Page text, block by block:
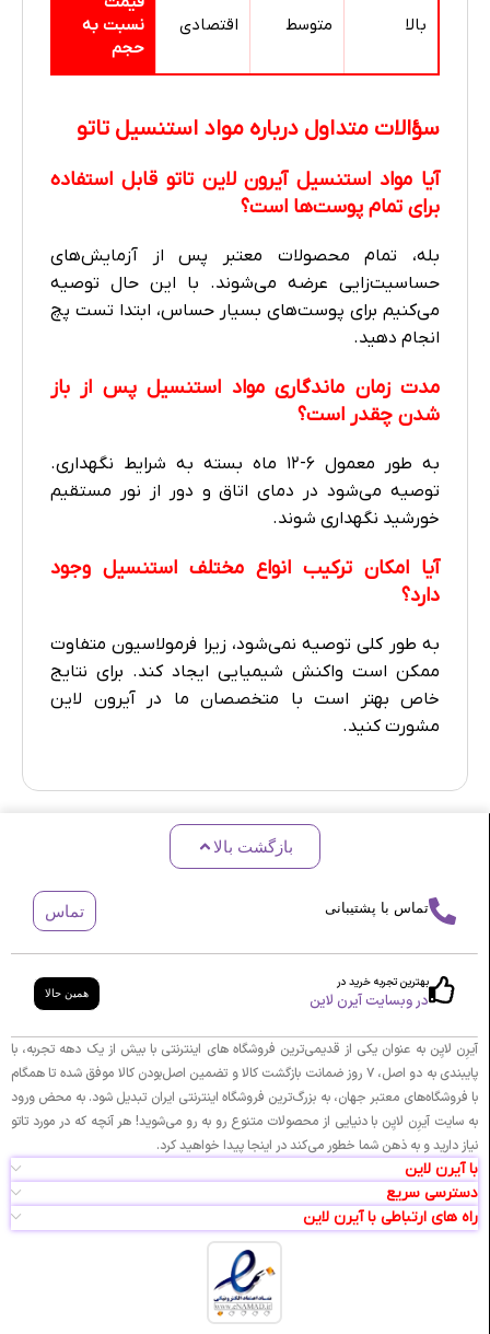
بالا متوسط اقتصادی
نسبت به
حجم
سؤالات متداول درباره مواد استنسیل تاتو
آیا مواد استنسیل آیرون لاین تاتو قابل استفاده
برای تمام پوست‌ها است؟
بله، تمام محصولات معتبر پس از آزمایش‌های
حساسیت‌زایی عرضه می‌شوند. با این حال توصیه
می‌کنیم برای پوست‌های بسیار حساس، ابتدا تست پچ
انجام دهید.
مدت زمان ماندگاری مواد استنسیل پس از باز
شدن چقدر است؟
به طور معمول ۶-۱۲ ماه بسته به شرایط نگهداری.
توصیه می‌شود در دمای اتاق و دور از نور مستقیم
خورشید نگهداری شوند.
آیا امکان ترکیب انواع مختلف استنسیل وجود
دارد؟
به طور کلی توصیه نمی‌شود، زیرا فرمولاسیون متفاوت
ممکن است واکنش شیمیایی ایجاد کند. برای نتایج
خاص بهتر است با متخصصان ما در آیرون لاین
مشورت کنید.
بازگشت بالا
تماس با پشتیبانی تماس
بهترین تجربه خرید در
در وبسایت آیرن لاین همین حالا
آیرِن لایِن به عنوان یکی از قدیمی‌ترین فروشگاه های اینترنتی با بیش از یک دهه تجربه، با
پایبندی به دو اصل، ۷ روز ضمانت بازگشت کالا و تضمین اصل‌بودن کالا موفق شده تا همگام
با فروشگاه‌های معتبر جهان، به بزرگ‌ترین فروشگاه اینترنتی ایران تبدیل شود. به محض ورود
به سایت آیرِن لایِن با دنیایی از محصولات متنوع رو به رو می‌شوید! هر آنچه که در مورد تاتو
نیاز دارید و به ذهن شما خطور می‌کند در اینجا پیدا خواهید کرد.
با آیرن لاین
دسترسی سریع
راه های ارتباطی با آیرن لاین